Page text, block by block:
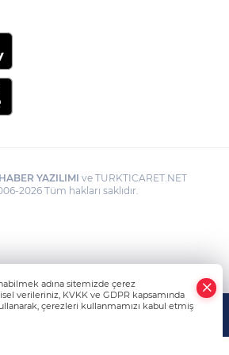
HABER YAZILIMI ve TURKTICARET.NET
2026 Tüm hakları saklıdır.
adına sitemizde çerez
verileriniz, KVKK ve GDPR kapsamında
çerezleri kullanmamızı kabul etmiş